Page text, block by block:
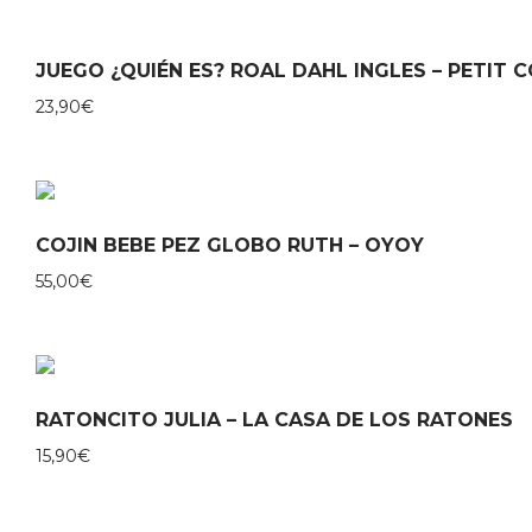
JUEGO ¿QUIÉN ES? ROAL DAHL INGLES – PETIT
23,90€
COJIN BEBE PEZ GLOBO RUTH – OYOY
55,00€
RATONCITO JULIA – LA CASA DE LOS RATONES
15,90€